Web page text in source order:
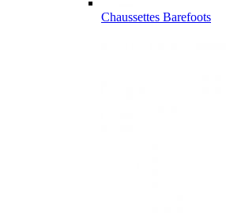
Chaussettes Barefoots